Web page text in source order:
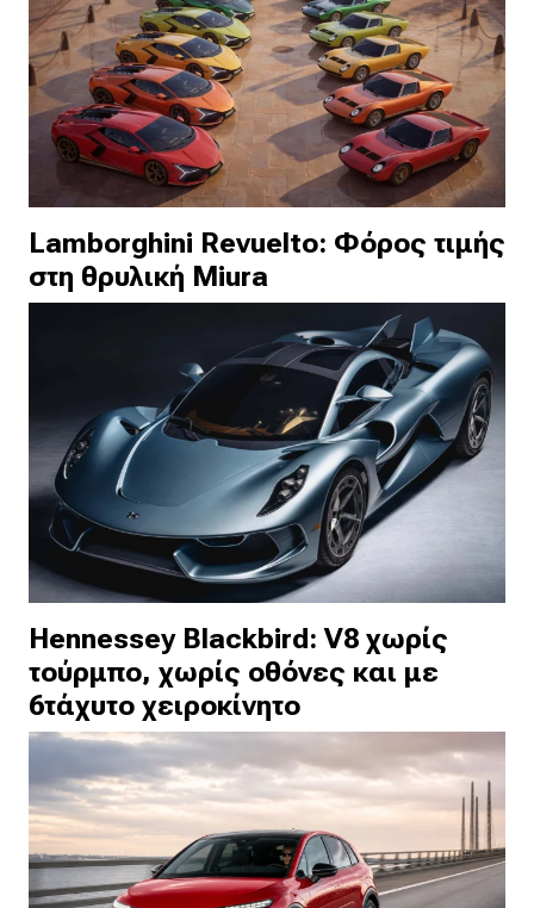
Lamborghini Revuelto: Φόρος τιμής
στη θρυλική Miura
Hennessey Blackbird: V8 χωρίς
τούρμπο, χωρίς οθόνες και με
6τάχυτο χειροκίνητο